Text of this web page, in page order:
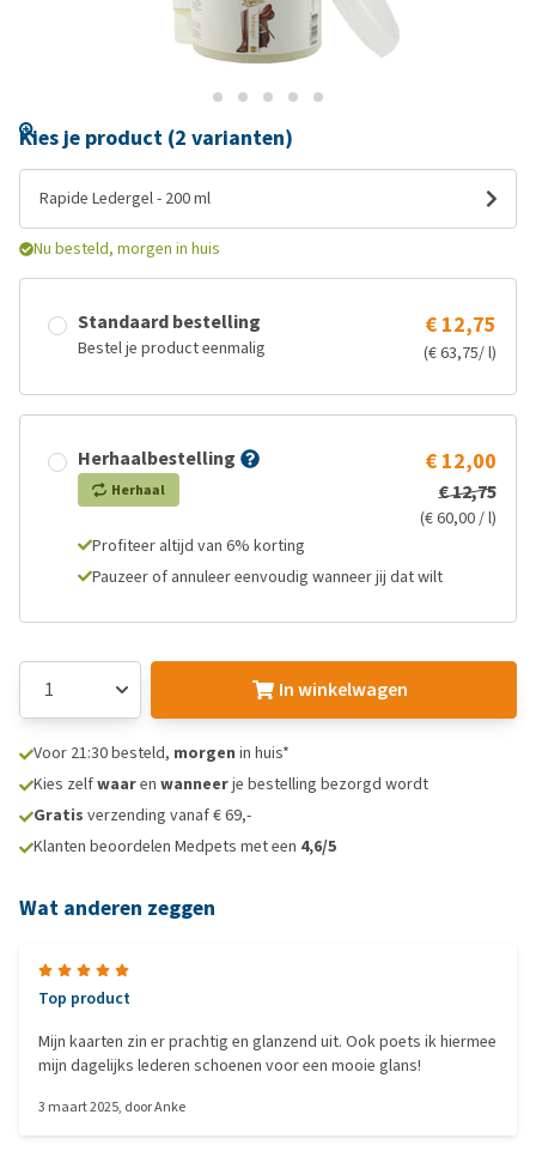
Kies je product (2 varianten)
Rapide Ledergel - 200 ml
Nu besteld, morgen in huis
Standaard bestelling
Bestel je product eenmalig
€ 12,75
(€ 63,75/ l)
Herhaalbestelling
Herhaal
€ 12,00
€ 12,75
(€ 60,00 / l)
Profiteer altijd van 6% korting
Pauzeer of annuleer eenvoudig wanneer jij dat wilt
In winkelwagen
Voor 21:30 besteld, morgen in huis*
Kies zelfwaaren wanneerje bestelling bezorgd wordt
Gratis verzending vanaf € 69,-
Klanten beoordelen Medpets met een 4,6/5
Wat anderen zeggen
Top product
Mijn kaarten zin er prachtig en glanzend uit. Ook poets ik hiermee
mijn dagelijks lederen schoenen voor een mooie glans!
3 maart 2025, doorAnke